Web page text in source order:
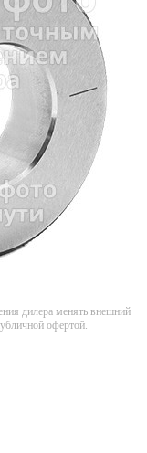
дилера менять внешний
офертой.